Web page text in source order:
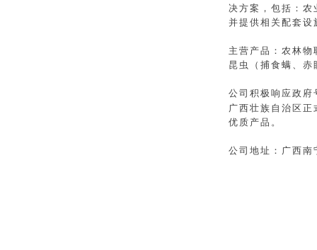
决方案，包括：农
并提供相关配套设
主营产品：农林
昆虫
（捕食螨、
公司积极响应政府
广西壮族自治区
优质产品。
公司地址：广西南